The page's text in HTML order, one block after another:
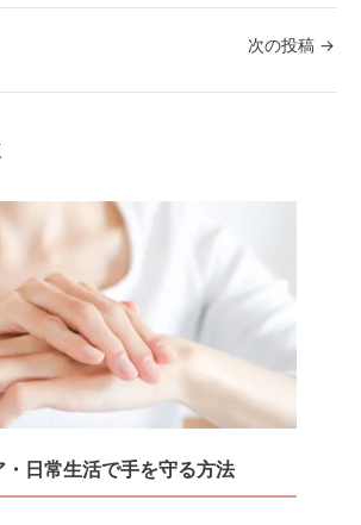
st a Li
次の投稿 →
日常生活で手を守る方法